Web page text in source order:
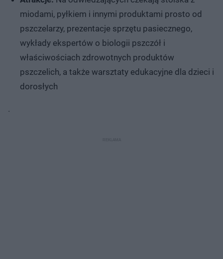
miodami, pyłkiem i innymi produktami prosto od
pszczelarzy, prezentacje sprzętu pasiecznego,
wykłady ekspertów o biologii pszczół i
właściwościach zdrowotnych produktów
pszczelich, a także warsztaty edukacyjne dla dzieci i
dorosłych
.